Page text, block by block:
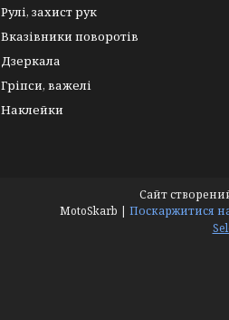
Рулі, захист рук
Вказівники поворотів
Дзеркала
Гріпси, важелі
Наклейки
Сайт
MotoSkarb | Поскаржитися